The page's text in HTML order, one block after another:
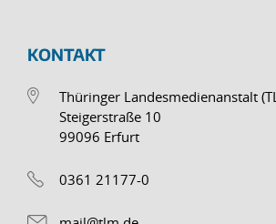
KONTAKT
Thüringer Landesmedienanstalt
Steigerstraße 10
99096 Erfurt
0361 21177-0